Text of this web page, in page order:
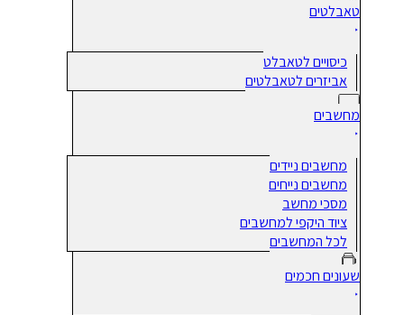
טאבלטים
כיסויים לטאבלט
אביזרים לטאבלטים
מחשבים
מחשבים ניידים
מחשבים נייחים
מסכי מחשב
ציוד היקפי למחשבים
לכל המחשבים
שעונים חכמים